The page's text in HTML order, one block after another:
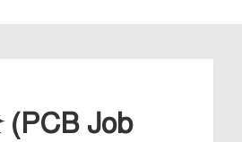
(PCB Job